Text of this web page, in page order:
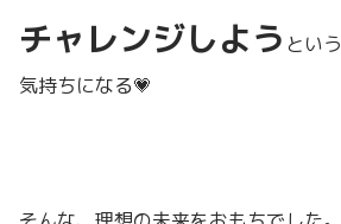
チャレンジしよう という
気持ちになる💗